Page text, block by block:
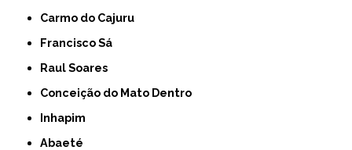
Carmo do Cajuru
Francisco Sá
Raul Soares
Conceição do Mato Dentro
Inhapim
Abaeté